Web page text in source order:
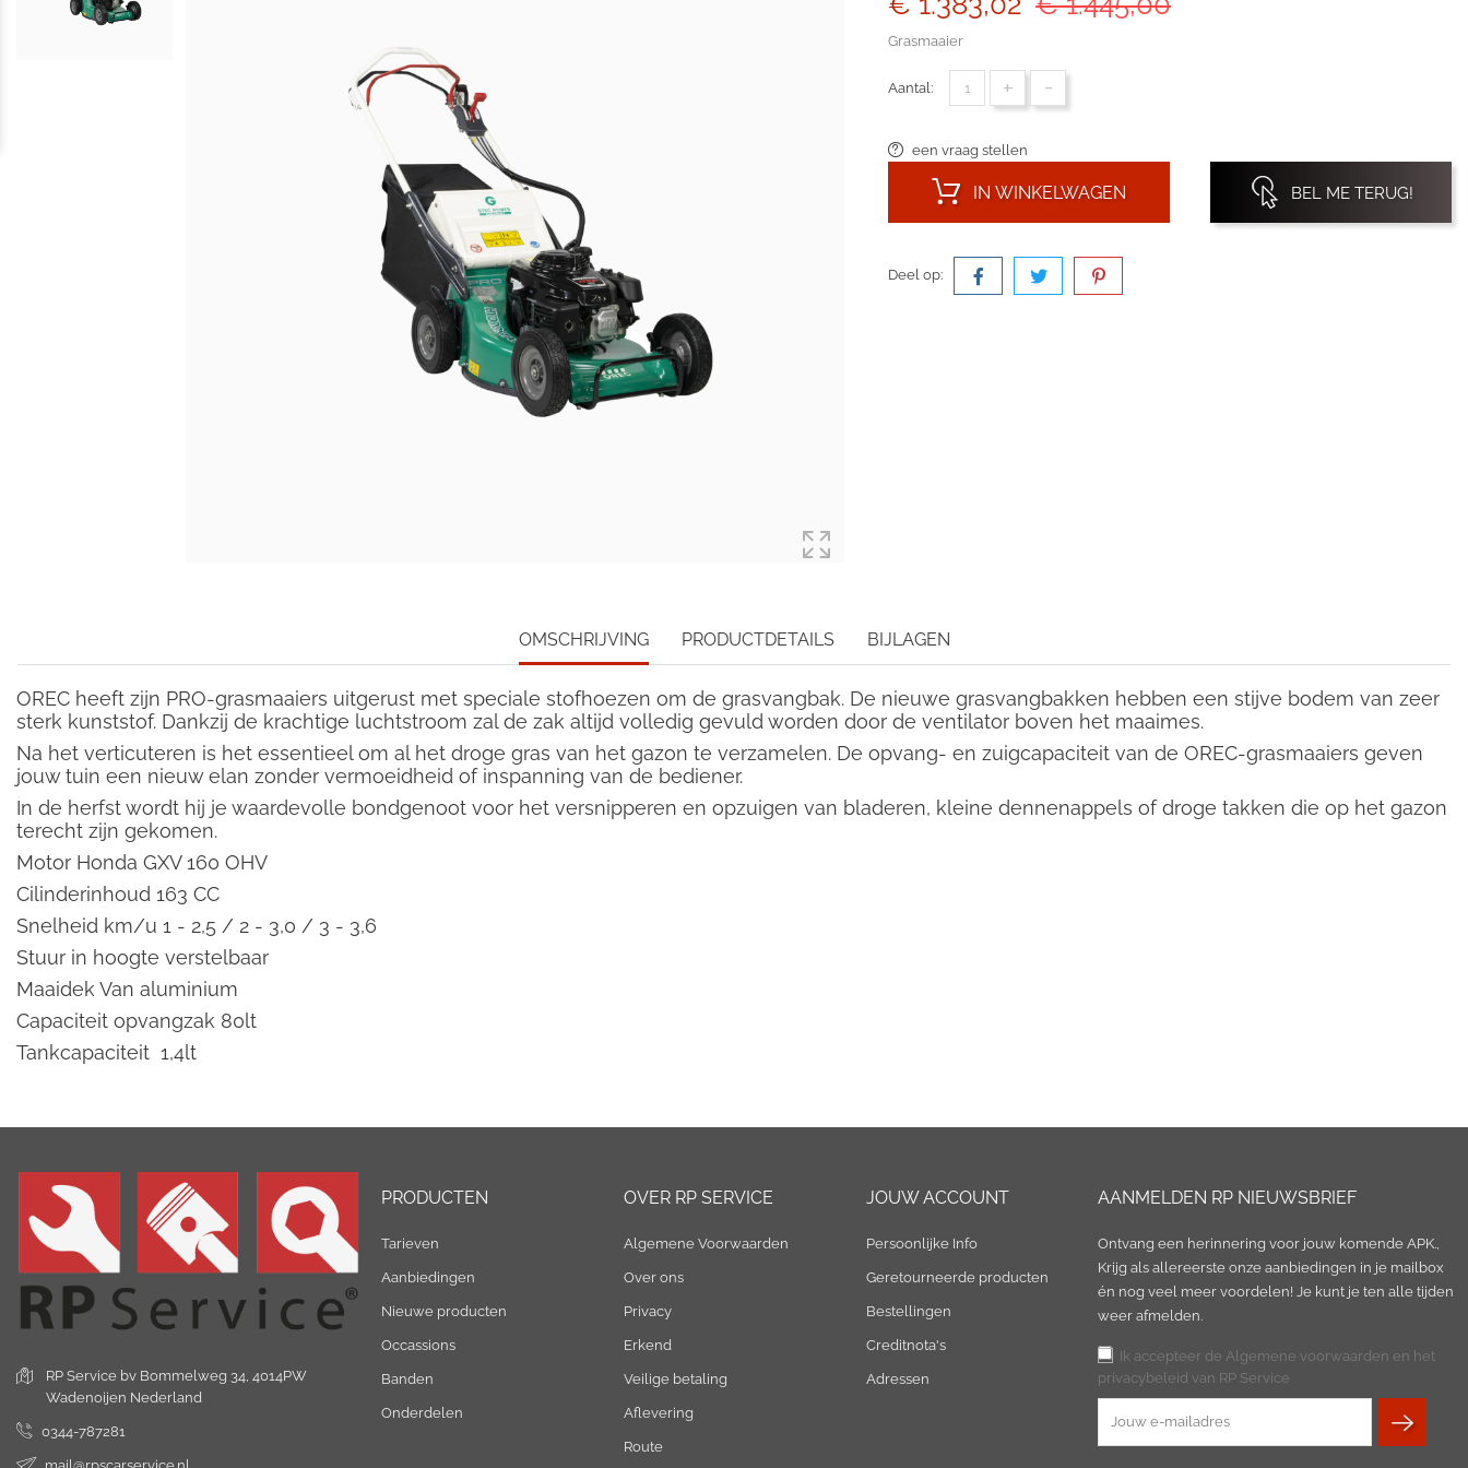
Grasmaaier
Aantal: + -
een vraag stellen
IN WINKELWAGEN BEL ME TERUG!
Deel op:
OMSCHRIJVING PRODUCTDETAILS BIJLAGEN
OREC heeft zijn PRO-grasmaaiers uitgerust met speciale stofhoezen om de grasvangbak. De nieuwe grasvangbakken hebben een stijve bodem van zeer
sterk kunststof. Dankzij de krachtige luchtstroom zal de zak altijd volledig gevuld worden door de ventilator boven het maaimes.
Na het verticuteren is het essentieel om al het droge gras van het gazon te verzamelen. De opvang- en zuigcapaciteit van de OREC-grasmaaiers geven
jouw tuin een nieuw elan zonder vermoeidheid of inspanning van de bediener.
In de herfst wordt hij je waardevolle bondgenoot voor het versnipperen en opzuigen van bladeren, kleine dennenappels of droge takken die op het gazon
terecht zijn gekomen.
Motor Honda GXV 160 OHV
Cilinderinhoud 163 CC
Snelheid km/u 1 - 2,5 / 2 - 3,0 / 3 - 3,6
Stuur in hoogte verstelbaar
Maaidek Van aluminium
Capaciteit opvangzak 80lt
Tankcapaciteit 1,4lt
RP Service bv Bommelweg 34, 4014PW
Wadenoijen Nederland
0344-787281
PRODUCTEN
Tarieven
Aanbiedingen
Nieuwe producten
Occassions
Banden
Onderdelen
OVER RP SERVICE
Algemene Voorwaarden
Over ons
Privacy
Erkend
Veilige betaling
Aflevering
Route
JOUW ACCOUNT
Persoonlijke Info
Geretourneerde producten
Bestellingen
Creditnota's
Adressen
AANMELDEN RP NIEUWSBRIEF
Ontvang een herinnering voor jouw komende APK.,
Krijg als allereerste onze aanbiedingen in je mailbox
én nog veel meer voordelen! Je kunt je ten alle tijden
weer afmelden.
Ik accepteer de Algemene voorwaarden en het
privacybeleid van RP Service